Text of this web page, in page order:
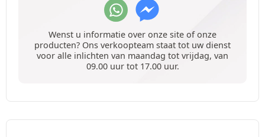
Wenst u informatie over onze site of onze
producten? Ons verkoopteam staat tot uw dienst
voor alle inlichten van maandag tot vrijdag, van
09.00 uur tot 17.00 uur.